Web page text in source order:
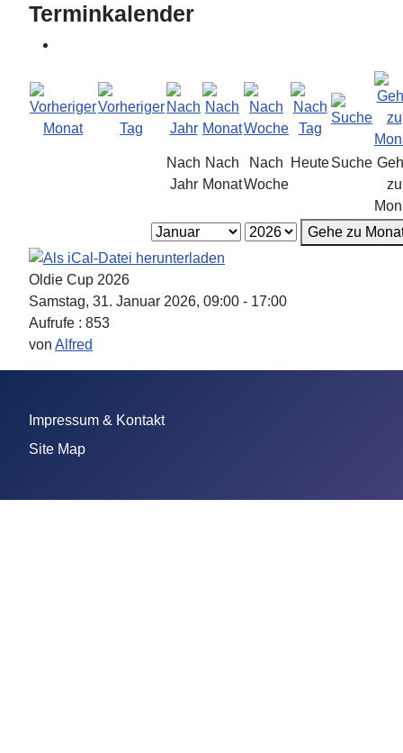
Terminkalender
Nach
Jahr
Nach
Monat
Nach
Woche
HeuteSuche
zu
Gehe zu
Oldie Cup 2026
Samstag, 31. Januar 2026, 09:00 - 17:00
Aufrufe : 853
von Alfred
Impressum & Kontakt
Site Map